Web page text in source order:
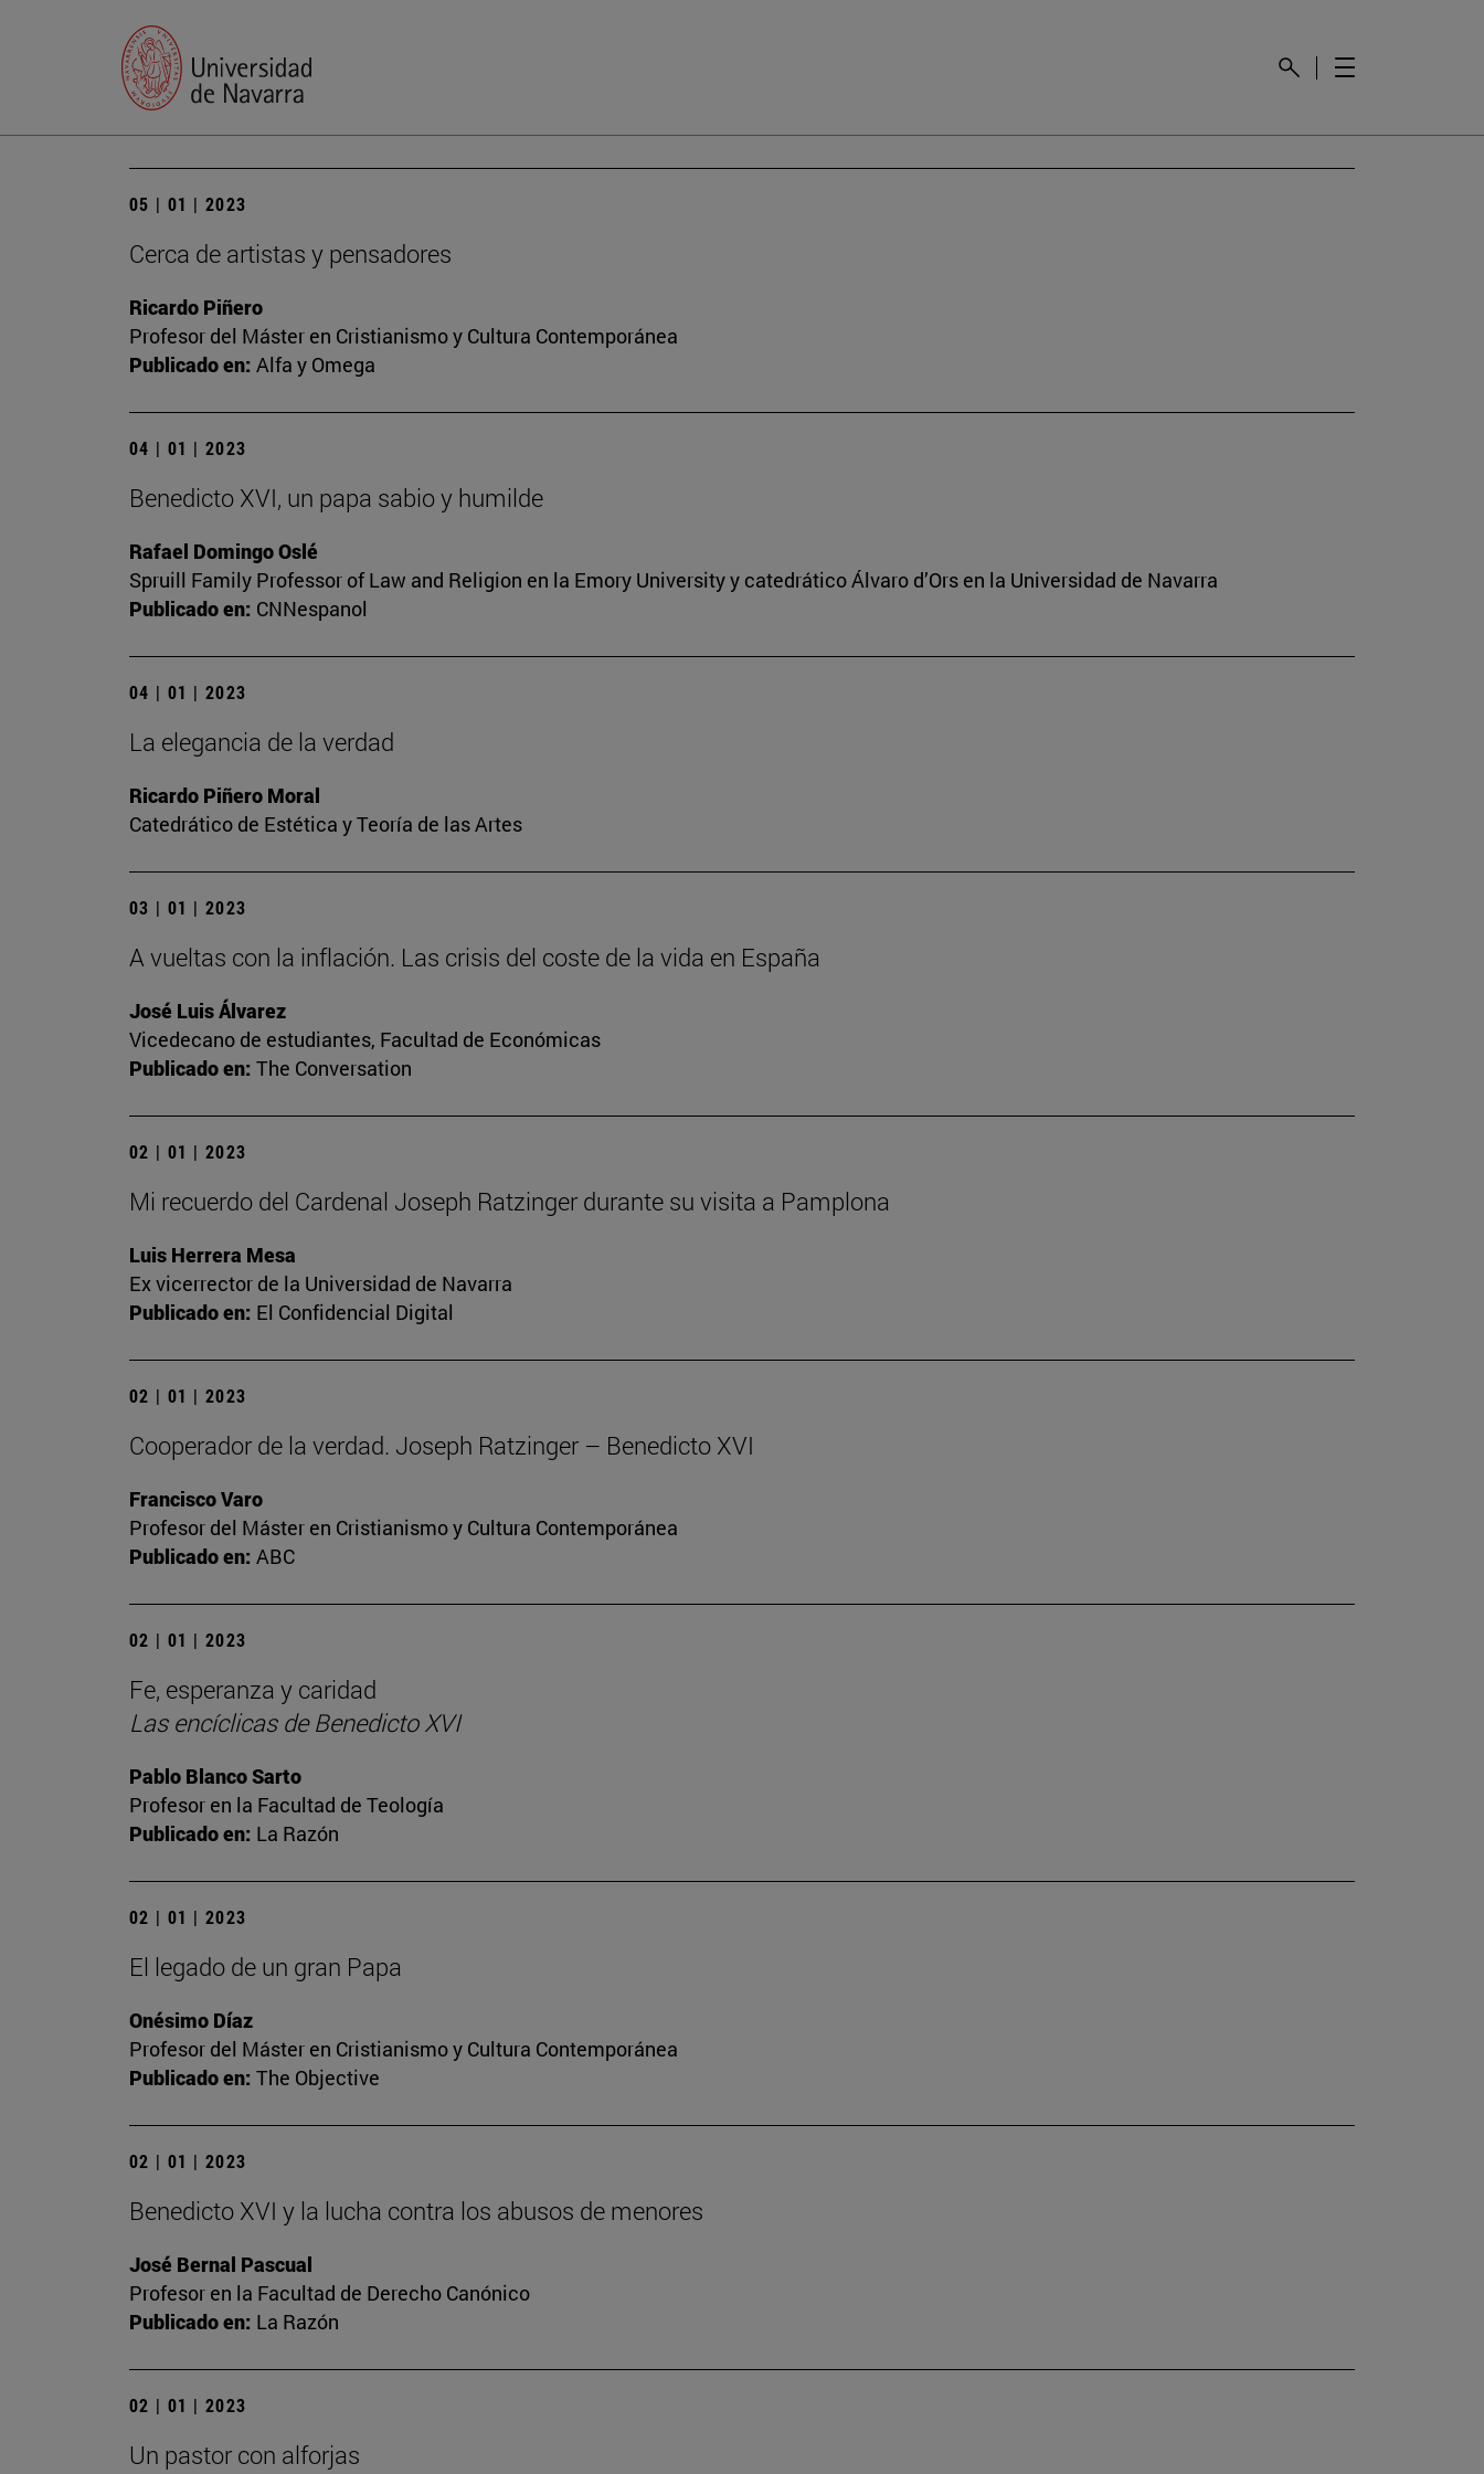
05 | 01 | 2023
Cerca de artistas y pensadores
Ricardo Piñero
Profesor del Máster en Cristianismo y Cultura Contemporánea
Publicado en: Alfa y Omega
04 | 01 | 2023
Benedicto XVI, un papa sabio y humilde
Rafael Domingo Oslé
Spruill Family Professor of Law and Religion en la Emory University y catedrático Álvaro d’Ors en la Universidad de Navarra
Publicado en: CNNespanol
04 | 01 | 2023
La elegancia de la verdad
Ricardo Piñero Moral
Catedrático de Estética y Teoría de las Artes
03 | 01 | 2023
A vueltas con la inflación. Las crisis del coste de la vida en España
José Luis Álvarez
Vicedecano de estudiantes, Facultad de Económicas
Publicado en: The Conversation
02 | 01 | 2023
Mi recuerdo del Cardenal Joseph Ratzinger durante su visita a Pamplona
Luis Herrera Mesa
Ex vicerrector de la Universidad de Navarra
Publicado en: El Confidencial Digital
02 | 01 | 2023
Cooperador de la verdad. Joseph Ratzinger – Benedicto XVI
Francisco Varo
Profesor del Máster en Cristianismo y Cultura Contemporánea
Publicado en: ABC
02 | 01 | 2023
Fe, esperanza y caridad
Las encíclicas de Benedicto XVI
Pablo Blanco Sarto
Profesor en la Facultad de Teología
Publicado en: La Razón
02 | 01 | 2023
El legado de un gran Papa
Onésimo Díaz
Profesor del Máster en Cristianismo y Cultura Contemporánea
Publicado en: The Objective
02 | 01 | 2023
Benedicto XVI y la lucha contra los abusos de menores
José Bernal Pascual
Profesor en la Facultad de Derecho Canónico
Publicado en: La Razón
02 | 01 | 2023
Un pastor con alforjas